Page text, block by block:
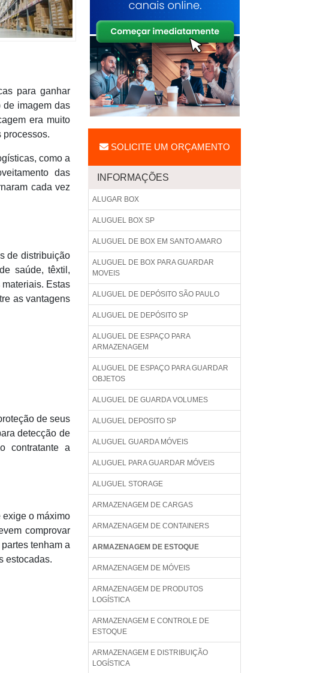
para ganhar
de imagem das
era muito
processos.
como a
das
cada vez
de distribuição
saúde, têxtil,
Estas
as vantagens
de seus
detecção de
contratante a
exige o máximo
comprovar
tenham a
estocadas.
SOLICITE UM ORÇAMENTO
INFORMAÇÕES
ALUGAR BOX
ALUGUEL BOX SP
ALUGUEL DE BOX EM SANTO AMARO
ALUGUEL DE BOX PARA GUARDAR
MOVEIS
ALUGUEL DE DEPÓSITO SÃO PAULO
ALUGUEL DE DEPÓSITO SP
ALUGUEL DE ESPAÇO PARA
ARMAZENAGEM
ALUGUEL DE ESPAÇO PARA GUARDAR
OBJETOS
ALUGUEL DE GUARDA VOLUMES
ALUGUEL DEPOSITO SP
ALUGUEL GUARDA MÓVEIS
ALUGUEL PARA GUARDAR MÓVEIS
ALUGUEL STORAGE
ARMAZENAGEM DE CARGAS
ARMAZENAGEM DE CONTAINERS
ARMAZENAGEM DE ESTOQUE
ARMAZENAGEM DE MÓVEIS
ARMAZENAGEM DE PRODUTOS
LOGÍSTICA
ARMAZENAGEM E CONTROLE DE
ESTOQUE
ARMAZENAGEM E DISTRIBUIÇÃO
LOGÍSTICA